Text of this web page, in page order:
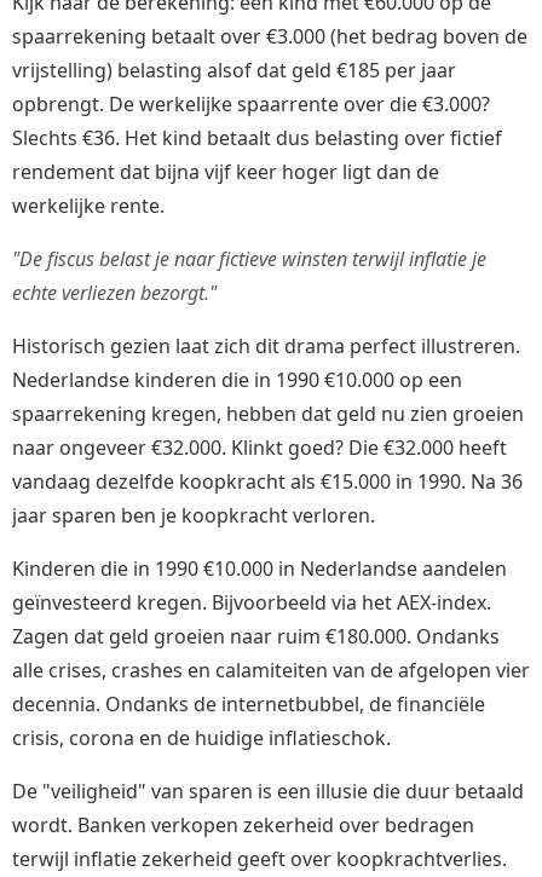
spaarrekening betaalt over €3.000 (het bedrag boven de
vrijstelling) belasting alsof dat geld €185 per jaar
opbrengt. De werkelijke spaarrente over die €3.000?
Slechts €36. Het kind betaalt dus belasting over fictief
rendement dat bijna vijf keer hoger ligt dan de
werkelijke rente.
"De fiscus belast je naar fictieve winsten terwijl inflatie je
echte verliezen bezorgt."
Historisch gezien laat zich dit drama perfect illustreren.
Nederlandse kinderen die in 1990 €10.000 op een
spaarrekening kregen, hebben dat geld nu zien groeien
naar ongeveer €32.000. Klinkt goed? Die €32.000 heeft
vandaag dezelfde koopkracht als €15.000 in 1990. Na 36
jaar sparen ben je koopkracht verloren.
Kinderen die in 1990 €10.000 in Nederlandse aandelen
geïnvesteerd kregen. Bijvoorbeeld via het AEX-index.
Zagen dat geld groeien naar ruim €180.000. Ondanks
alle crises, crashes en calamiteiten van de afgelopen vier
decennia. Ondanks de internetbubbel, de financiële
crisis, corona en de huidige inflatieschok.
De "veiligheid" van sparen is een illusie die duur betaald
wordt. Banken verkopen zekerheid over bedragen
terwijl inflatie zekerheid geeft over koopkrachtverlies.